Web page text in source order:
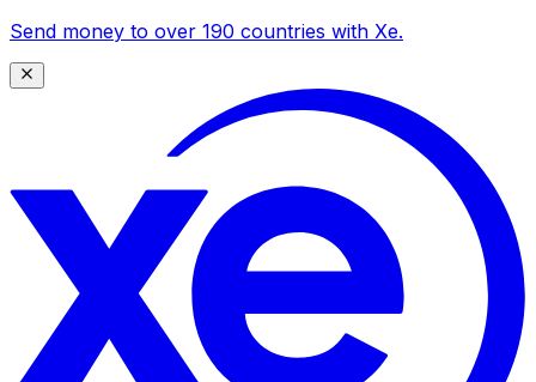
Send money to over 190 countries with Xe.